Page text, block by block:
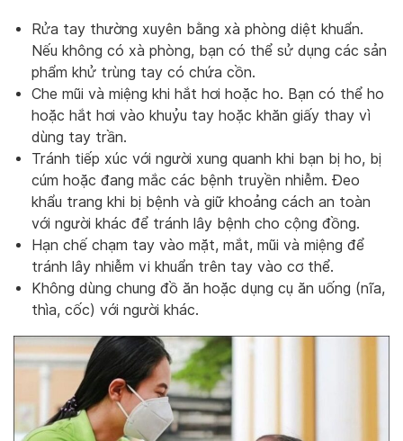
Rửa tay thường xuyên bằng xà phòng diệt khuẩn.
Nếu không có xà phòng, bạn có thể sử dụng các sản
phẩm khử trùng tay có chứa cồn.
Che mũi và miệng khi hắt hơi hoặc ho. Bạn có thể ho
hoặc hắt hơi vào khuỷu tay hoặc khăn giấy thay vì
dùng tay trần.
Tránh tiếp xúc với người xung quanh khi bạn bị ho, bị
cúm hoặc đang mắc các bệnh truyền nhiễm. Đeo
khẩu trang khi bị bệnh và giữ khoảng cách an toàn
với người khác để tránh lây bệnh cho cộng đồng.
Hạn chế chạm tay vào mặt, mắt, mũi và miệng để
tránh lây nhiễm vi khuẩn trên tay vào cơ thể.
Không dùng chung đồ ăn hoặc dụng cụ ăn uống (nĩa,
thìa, cốc) với người khác.